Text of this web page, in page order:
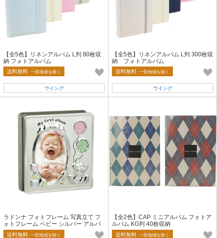
【全5色】リネンアルバム L判 80枚収
納 フォトアルバム
送料無料 一部地域を除く
ウイング
【全5色】リネンアルバム L判 300枚収
納 フォトアルバム
送料無料 一部地域を除く
ウイング
ラドンナ フォトフレーム 写真立て フ
ォトフレーム ベビー シルバー アルバ
ムフレーム(メモ付) AMB60-30
送料無料 一部地域を除く
【全2色】CAP ミニアルバム フォトア
ルバム KG判 40枚収納
送料無料 一部地域を除く